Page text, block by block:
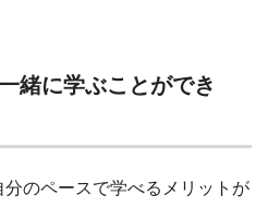
緒に学ぶことができ
のペースで学べるメリットが